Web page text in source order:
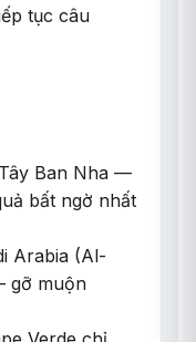
tục câu
Ban Nha —
bất ngờ nhất
Arabia (Al-
gỡ muộn